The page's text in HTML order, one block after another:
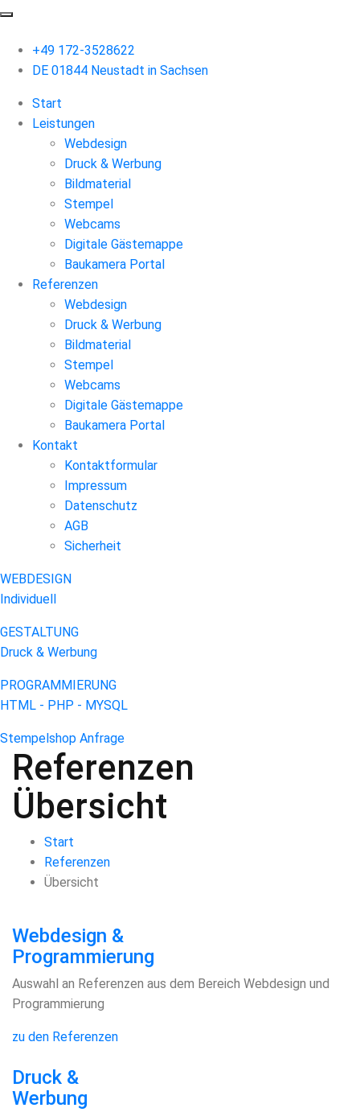
+49 172-3528622
DE 01844 Neustadt in Sachsen
Start
Leistungen
Webdesign
Druck & Werbung
Bildmaterial
Stempel
Webcams
Digitale Gästemappe
Baukamera Portal
Referenzen
Webdesign
Druck & Werbung
Bildmaterial
Stempel
Webcams
Digitale Gästemappe
Baukamera Portal
Kontakt
Kontaktformular
Impressum
Datenschutz
AGB
Sicherheit
WEBDESIGN
Individuell
GESTALTUNG
Druck & Werbung
PROGRAMMIERUNG
HTML - PHP - MYSQL
Stempelshop Anfrage
Referenzen
Übersicht
Start
Referenzen
Übersicht
Webdesign &
Programmierung
Auswahl an Referenzen aus dem Bereich Webdesign und
Programmierung
zu den Referenzen
Druck &
Werbung